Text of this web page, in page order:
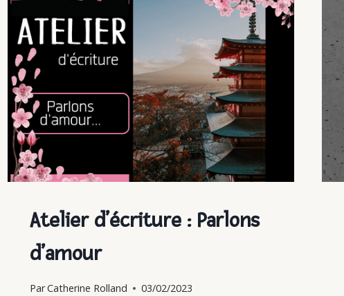
Atelier d’écriture : Parlons
d’amour
ParCatherine Rolland 03/02/2023